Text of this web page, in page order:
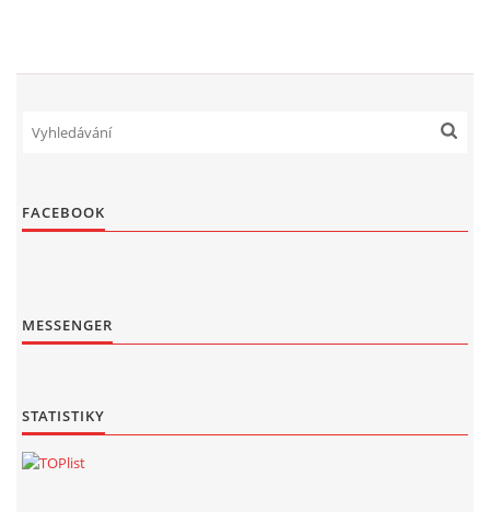
FACEBOOK
MESSENGER
STATISTIKY